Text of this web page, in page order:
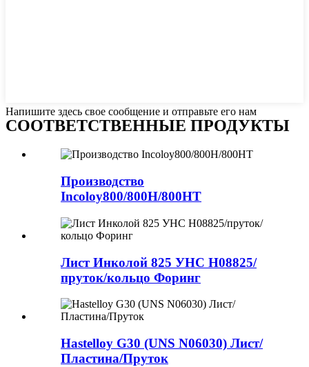
Напишите здесь свое сообщение и отправьте его нам
СООТВЕТСТВЕННЫЕ ПРОДУКТЫ
Производство
Incoloy800/800H/800HT
Лист Инколой 825 УНС Н08825/
пруток/кольцо Форинг
Hastelloy G30 (UNS N06030) Лист/
Пластина/Пруток